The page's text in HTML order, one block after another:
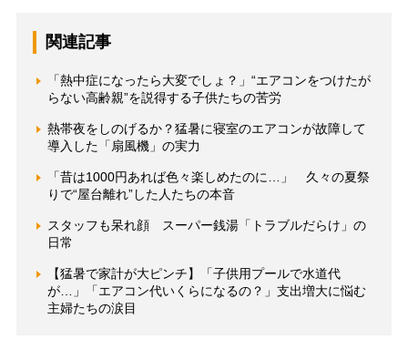
関連記事
「熱中症になったら大変でしょ？」“エアコンをつけたが
らない高齢親”を説得する子供たちの苦労
熱帯夜をしのげるか？猛暑に寝室のエアコンが故障して
導入した「扇風機」の実力
「昔は1000円あれば色々楽しめたのに…」 久々の夏祭
りで“屋台離れ”した人たちの本音
スタッフも呆れ顔 スーパー銭湯「トラブルだらけ」の
日常
【猛暑で家計が大ピンチ】「子供用プールで水道代
が…」「エアコン代いくらになるの？」支出増大に悩む
主婦たちの涙目